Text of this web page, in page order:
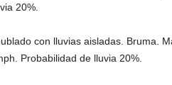
20%.
con lluvias aisladas. Bruma.
Probabilidad de lluvia 20%.